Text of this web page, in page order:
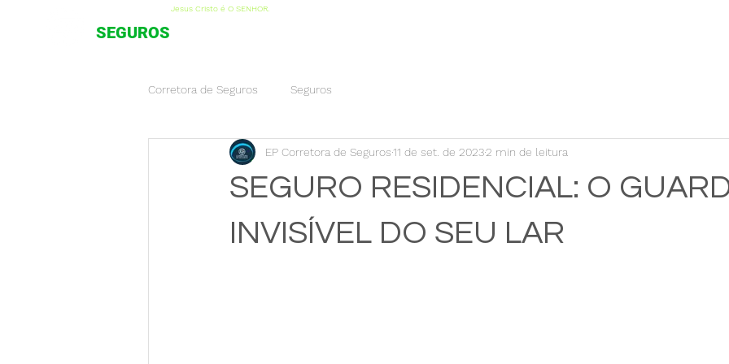
SEGUROS
Jesus Cristo é O SENHOR.
Corretora de Seguros Seguros
SEGURO RESIDENCIAL: O
INVISÍVEL DO SEU LAR
EP Corretora de Seguros 11 de set. de 20232 min de leitura